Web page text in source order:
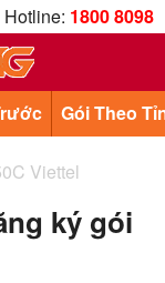
Hotline: 1800 8098
Gói Theo
Viettel
ký gói